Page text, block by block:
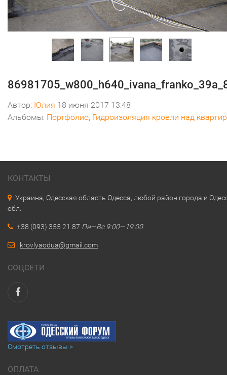
Автор: Юлия 18 июня 2017 13:48
Альбомы: Портфолио, Гидроизоляция кровли над
КОНТАКТЫ
Украина, Одесская область Одесса, любой район города и
обл.
+38 (093) 355 21 87 Пн—Вс 9:00—19:00
krovlyaodua@gmail.com
СОЦСЕТИ
Смотреть отзывы >
ОПЛАТА